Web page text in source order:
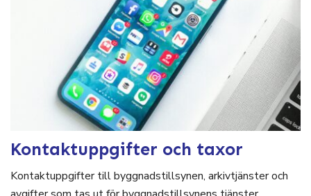
Kontaktuppgifter och taxor
Kontaktuppgifter till byggnadstillsynen, arkivtjänster och